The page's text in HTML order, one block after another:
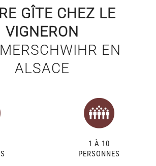
GÎTE CHEZ LE
VIGNERON
EN
ALSACE
1 À 10
PERSONNES